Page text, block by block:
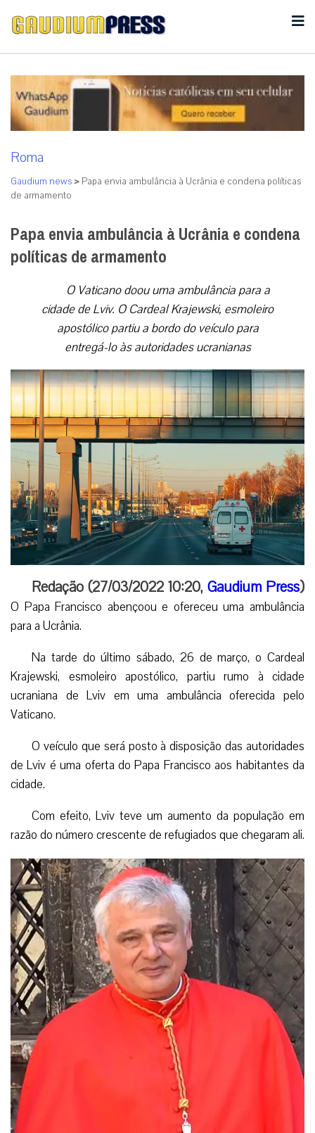
Roma
Gaudium news > Papa envia ambulância à Ucrânia e condena políticas
de armamento
Papa envia ambulância à Ucrânia e condena
políticas de armamento
O Vaticano doou uma ambulância para a
cidade de Lviv. O Cardeal Krajewski, esmoleiro
apostólico partiu a bordo do veículo para
entregá-lo às autoridades ucranianas
Redação (27/03/2022 10:20, Gaudium Press)
O Papa Francisco abençoou e ofereceu uma ambulância
para a Ucrânia.
Na tarde do último sábado, 26 de março, o Cardeal
Krajewski, esmoleiro apostólico, partiu rumo à cidade
ucraniana de Lviv em uma ambulância oferecida pelo
Vaticano.
O veículo que será posto à disposição das autoridades
de Lviv é uma oferta do Papa Francisco aos habitantes da
cidade.
Com efeito, Lviv teve um aumento da população em
razão do número crescente de refugiados que chegaram ali.